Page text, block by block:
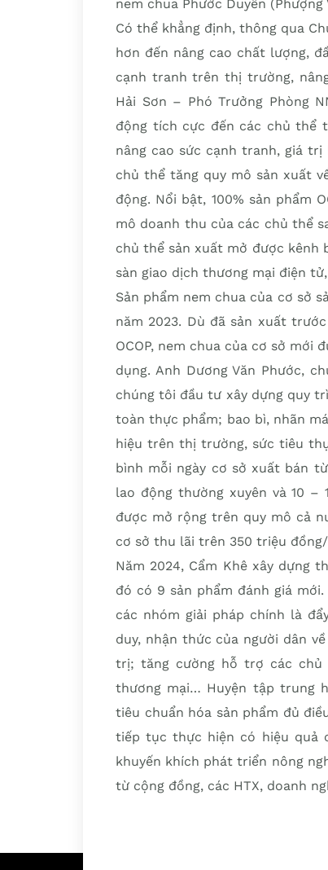
nem chua Phước Duyên
Có thể khẳng định, thông qua
hơn đến nâng cao chất lượng,
cạnh tranh trên thị trường,
Hải Sơn – Phó Trưởng Phòng
động tích cực đến các chủ thể
nâng cao sức cạnh tranh, giá trị
chủ thể tăng quy mô sản xuất
động. Nổi bật, 100% sản phẩm
mô doanh thu của các chủ thể
chủ thể sản xuất mở được kênh
sàn giao dịch thương mại điện
Sản phẩm nem chua của cơ sở
năm 2023. Dù đã sản xuất
OCOP, nem chua của cơ sở mới
dụng. Anh Dương Văn Phước,
chúng tôi đầu tư xây dựng quy
toàn thực phẩm; bao bì, nhãn
hiệu trên thị trường, sức tiêu
bình mỗi ngày cơ sở xuất bán
lao động thường xuyên và 10
được mở rộng trên quy mô cả
cơ sở thu lãi trên 350 triệu
Năm 2024, Cẩm Khê xây dựng
đó có 9 sản phẩm đánh giá
các nhóm giải pháp chính là
duy, nhận thức của người dân
trị; tăng cường hỗ trợ các chủ
thương mại… Huyện tập trung
tiêu chuẩn hóa sản phẩm đủ
tiếp tục thực hiện có hiệu quả
khuyến khích phát triển nông
từ cộng đồng, các HTX, doanh